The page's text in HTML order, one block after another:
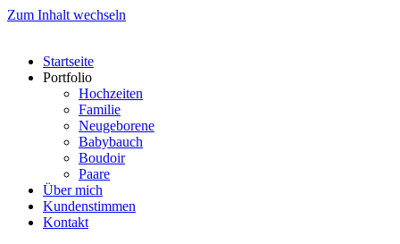
Zum Inhalt wechseln
Startseite
Portfolio
Hochzeiten
Familie
Neugeborene
Babybauch
Boudoir
Paare
Über mich
Kundenstimmen
Kontakt